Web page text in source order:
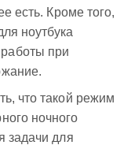
есть. Кроме того,
ноутбука
при
что такой режим
ночного
задачи для